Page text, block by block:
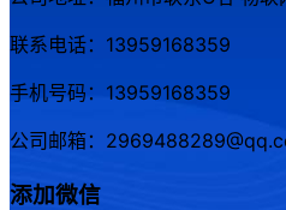
联系电话：13959168359
手机号码：13959168359
公司邮箱：
添加微信